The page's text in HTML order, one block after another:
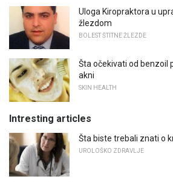
Uloga Kiropraktora u
žlezdom
BOLEST ŠTITNE ŽLEZDE
Šta očekivati ​​od benzoil
akni
SKIN HEALTH
Intresting articles
Šta biste trebali znati o
UROLOŠKO ZDRAVLJE